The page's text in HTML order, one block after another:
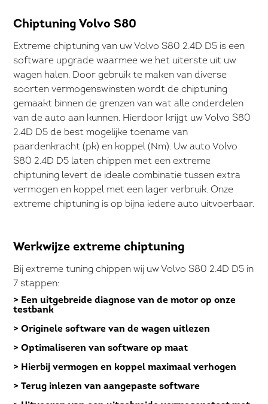
Chiptuning Volvo S80
Extreme chiptuning van uw Volvo S80 2.4D D5 is een
software upgrade waarmee we het uiterste uit uw
wagen halen. Door gebruik te maken van diverse
soorten vermogenswinsten wordt de chiptuning
gemaakt binnen de grenzen van wat alle onderdelen
van de auto aan kunnen. Hierdoor krijgt uw Volvo S80
2.4D D5 de best mogelijke toename van
paardenkracht (pk) en koppel (Nm). Uw auto Volvo
S80 2.4D D5 laten chippen met een extreme
chiptuning levert de ideale combinatie tussen extra
vermogen en koppel met een lager verbruik. Onze
extreme chiptuning is op bijna iedere auto uitvoerbaar.
Werkwijze extreme chiptuning
Bij extreme tuning chippen wij uw Volvo S80 2.4D D5 in
7 stappen:
> Een uitgebreide diagnose van de motor op onze
testbank
> Originele software van de wagen uitlezen
> Optimaliseren van software op maat
> Hierbij vermogen en koppel maximaal verhogen
> Terug inlezen van aangepaste software